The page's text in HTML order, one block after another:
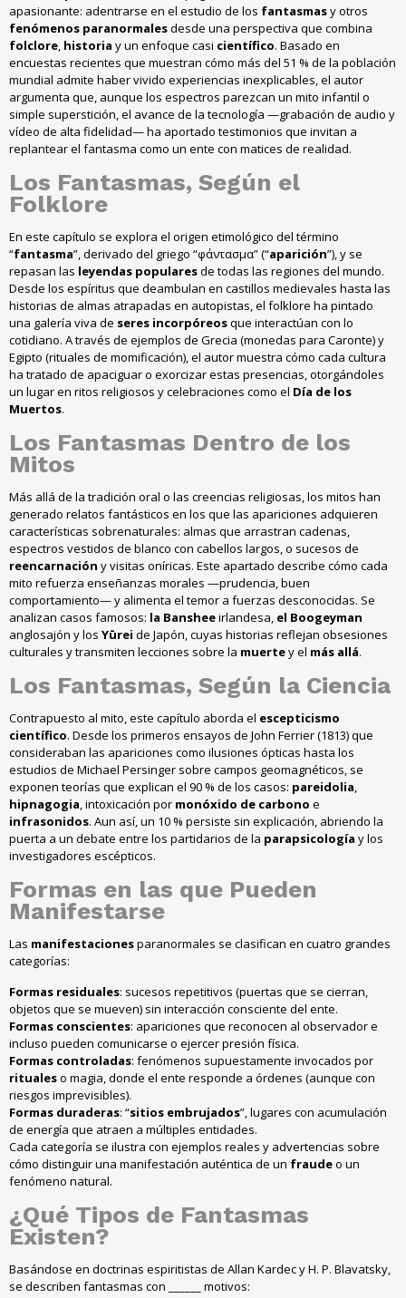
apasionante: adentrarse en el estudio de los fantasmasy otros
fenómenos paranormalesdesde una perspectiva que combina
folclore, historia y un enfoque casi científico. Basado en
encuestas recientes que muestran cómo más del 51 % de la población
mundial admite haber vivido experiencias inexplicables, el autor
argumenta que, aunque los espectros parezcan un mito infantil o
simple superstición, el avance de la tecnología —grabación de audio y
vídeo de alta fidelidad— ha aportado testimonios que invitan a
replantear el fantasma como un ente con matices de realidad.
Los Fantasmas, Según el
Folklore
En este capítulo se explora el origen etimológico del término
“fantasma”, derivado del griego “φάντασμα” (“aparición”), y se
repasan las leyendas popularesde todas las regiones del mundo.
Desde los espíritus que deambulan en castillos medievales hasta las
historias de almas atrapadas en autopistas, el folklore ha pintado
una galería viva de seres incorpóreosque interactúan con lo
cotidiano. A través de ejemplos de Grecia (monedas para Caronte) y
Egipto (rituales de momificación), el autor muestra cómo cada cultura
ha tratado de apaciguar o exorcizar estas presencias, otorgándoles
un lugar en ritos religiosos y celebraciones como el Día de los
Muertos.
Los Fantasmas Dentro de los
Mitos
Más allá de la tradición oral o las creencias religiosas, los mitos han
generado relatos fantásticos en los que las apariciones adquieren
características sobrenaturales: almas que arrastran cadenas,
espectros vestidos de blanco con cabellos largos, o sucesos de
reencarnación y visitas oníricas. Este apartado describe cómo cada
mito refuerza enseñanzas morales —prudencia, buen
comportamiento— y alimenta el temor a fuerzas desconocidas. Se
analizan casos famosos: la Bansheeirlandesa, el Boogeyman
anglosajón y los Yūrei de Japón, cuyas historias reflejan obsesiones
culturales y transmiten lecciones sobre la muertey el más allá.
Los Fantasmas, Según la Ciencia
Contrapuesto al mito, este capítulo aborda el escepticismo
científico. Desde los primeros ensayos de John Ferrier (1813) que
consideraban las apariciones como ilusiones ópticas hasta los
estudios de Michael Persinger sobre campos geomagnéticos, se
exponen teorías que explican el 90 % de los casos: pareidolia,
hipnagogia, intoxicación por monóxido de carbono e
infrasonidos. Aun así, un 10 % persiste sin explicación, abriendo la
puerta a un debate entre los partidarios de la parapsicología y los
investigadores escépticos.
Formas en las que Pueden
Manifestarse
Las manifestacionesparanormales se clasifican en cuatro grandes
categorías:
Formas residuales: sucesos repetitivos (puertas que se cierran,
objetos que se mueven) sin interacción consciente del ente.
Formas conscientes: apariciones que reconocen al observador e
incluso pueden comunicarse o ejercer presión física.
Formas controladas: fenómenos supuestamente invocados por
ritualeso magia, donde el ente responde a órdenes (aunque con
riesgos imprevisibles).
Formas duraderas: “sitios embrujados”, lugares con acumulación
de energía que atraen a múltiples entidades.
Cada categoría se ilustra con ejemplos reales y advertencias sobre
cómo distinguir una manifestación auténtica de un fraudeo un
fenómeno natural.
¿Qué Tipos de Fantasmas
Existen?
Basándose en doctrinas espiritistas de Allan Kardec y H. P. Blavatsky,
se describen fantasmas con ______ motivos: